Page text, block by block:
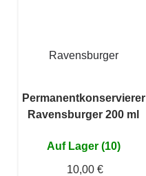
Ravensburger
Permanentkonservierer
Ravensburger 200 ml
Auf Lager (10)
10,00 €